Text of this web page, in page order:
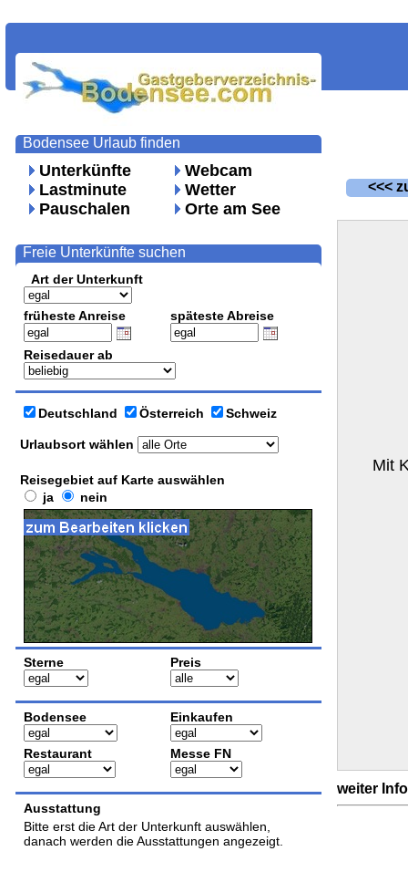
Unterkünfte
Lastminute
Pauschalen
Webcam
Wetter
Orte am See
Bodensee Urlaub finden
Art der Unterkunft
früheste Anreise späteste Abreise
Reisedauer ab
Urlaubsort wählen
Deutschland Österreich Schweiz
Reisegebiet auf Karte auswählen
ja
nein
Sterne Preis
Bodensee Einkaufen
Restaurant Messe FN
Ausstattung
Bitte erst die Art der Unterkunft auswählen,
danach werden die Ausstattungen angezeigt.
Freie Unterkünfte suchen
<<<
Mit
weiter